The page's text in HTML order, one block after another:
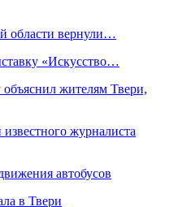
области вернули…
«Искусство…
жителям Твери,
журналиста
автобусов
в Твери